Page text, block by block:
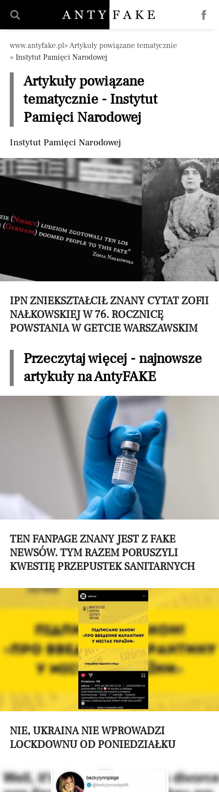
Pomiń nawigację
www.antyfake.pl Artykuły powiązane tematycznie
Instytut Pamięci Narodowej
Artykuły powiązane
tematycznie - Instytut
Pamięci Narodowej
Instytut Pamięci Narodowej
IPN ZNIEKSZTAŁCIŁ ZNANY CYTAT ZOFII
NAŁKOWSKIEJ W 76. ROCZNICĘ
POWSTANIA W GETCIE WARSZAWSKIM
Przeczytaj więcej - najnowsze
artykuły na AntyFAKE
TEN FANPAGE ZNANY JEST Z FAKE
NEWSÓW. TYM RAZEM PORUSZYLI
KWESTIĘ PRZEPUSTEK SANITARNYCH
NIE, UKRAINA NIE WPROWADZI
LOCKDOWNU OD PONIEDZIAŁKU